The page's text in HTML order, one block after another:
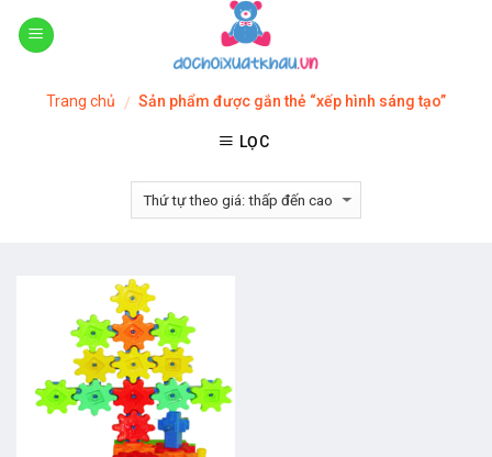
Skip
Trang chủ / Sản phẩm được gắn thẻ “xếp hình sáng tạo”
LỌC